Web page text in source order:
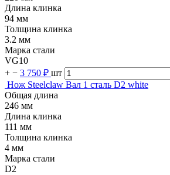
Длина клинка
94 мм
Толщина клинка
3.2 мм
Марка стали
VG10
+ − 3 750 ₽ шт
Нож Steelclaw Вал 1 сталь D2 white
Общая длина
246 мм
Длина клинка
111 мм
Толщина клинка
4 мм
Марка стали
D2